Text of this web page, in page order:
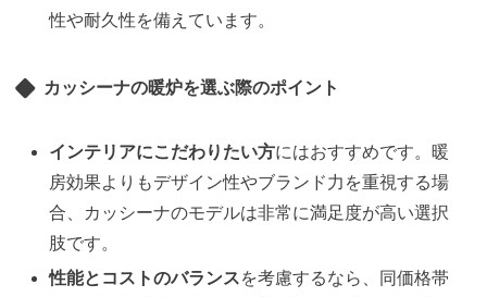
性や耐久性を備えています。
カッシーナの暖炉を選ぶ際のポイント
インテリアにこだわりたい方にはおすすめです。暖
房効果よりもデザイン性やブランド力を重視する場
合、カッシーナのモデルは非常に満足度が高い選択
肢です。
性能とコストのバランスを考慮するなら、同価格帯